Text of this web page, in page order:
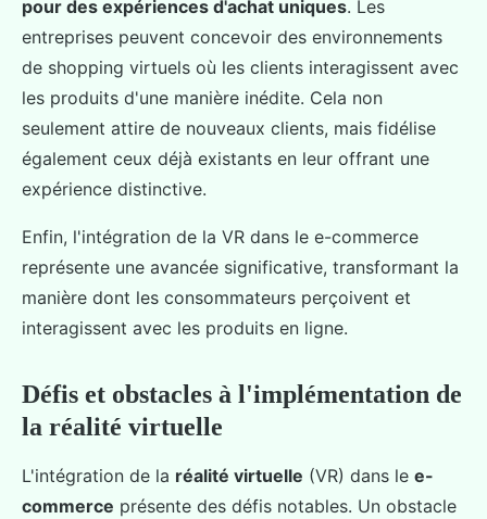
pour des expériences d'achat uniques. Les
entreprises peuvent concevoir des environnements
de shopping virtuels où les clients interagissent avec
les produits d'une manière inédite. Cela non
seulement attire de nouveaux clients, mais fidélise
également ceux déjà existants en leur offrant une
expérience distinctive.
Enfin, l'intégration de la VR dans le e-commerce
représente une avancée significative, transformant la
manière dont les consommateurs perçoivent et
interagissent avec les produits en ligne.
Défis et obstacles à l'implémentation de
la réalité virtuelle
L'intégration de la réalité virtuelle (VR) dans le e-
commerce présente des défis notables. Un obstacle